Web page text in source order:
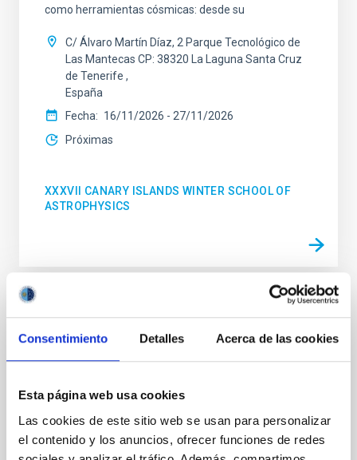
Consentimiento Detalles Acerca de las cookies
Esta página web usa cookies
Las cookies de este sitio web se usan para personalizar
el contenido y los anuncios, ofrecer funciones de redes
como herramientas cósmicas: desde su
C/ Álvaro Martín Díaz, 2 Parque Tecnológico de
Las Mantecas CP: 38320 La Laguna Santa Cruz
de Tenerife
España
Fecha
16/11/2026 - 27/11/2026
Próximas
XXXVII CANARY ISLANDS WINTER SCHOOL OF
ASTROPHYSICS
Symposio Euclid Spain 2026
equipos con sede en España que participan en la
misión Euclid, para compartir los avances
Fecha